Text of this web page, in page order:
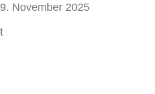
9. November 2025